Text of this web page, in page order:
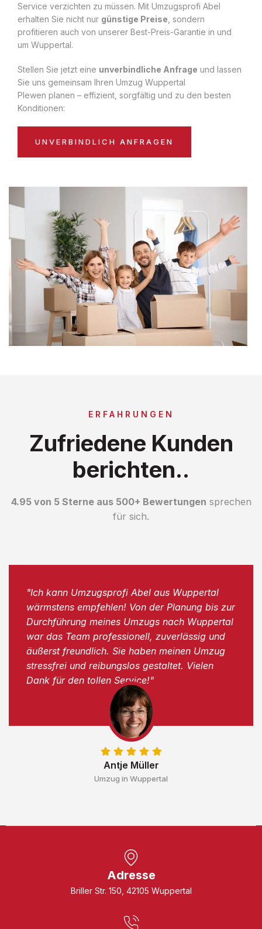
Service verzichten zu müssen. Mit Umzugsprofi Abel
erhalten Sie nicht nur günstige Preise , sondern
profitieren auch von unserer Best-Preis-Garantie in und
um Wuppertal.
Stellen Sie jetzt eine unverbindliche Anfrage und lassen
Sie uns gemeinsam Ihren Umzug Wuppertal
Plewen planen – effizient, sorgfältig und zu den besten
Konditionen:
UNVERBINDLICH ANFRAGEN
ERFAHRUNGEN
Zufriedene Kunden
berichten..
4.95 von 5 Sterne aus 500+ Bewertungen sprechen
für sich.
Antje Müller
Umzug in Wuppertal
"Ich kann Umzugsprofi Abel aus Wuppertal
wärmstens empfehlen! Von der Planung bis zur
Durchführung meines Umzugs nach Wuppertal
war das Team professionell, zuverlässig und
äußerst freundlich. Sie haben meinen Umzug
stressfrei und reibungslos gestaltet. Vielen
Dank für den tollen Service!"
Adresse
Briller Str. 150, 42105 Wuppertal